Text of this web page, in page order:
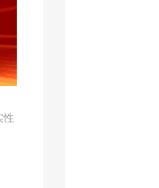
性